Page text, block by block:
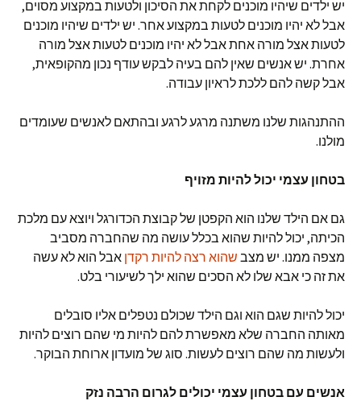
יש ילדים שיהיו מוכנים לקחת את הסיכון ולטעות במקצוע מסוים,
אבל לא יהיו מוכנים לטעות במקצוע אחר. יש ילדים שיהיו מוכנים
לטעות אצל מורה אחת אבל לא יהיו מוכנים לטעות אצל מורה
אחרת. יש אנשים שאין להם בעיה לבקש עודף נכון מהקופאית,
אבל קשה להם ללכת לראיון עבודה.
ההתנהגות שלנו משתנה מרגע לרגע ובהתאם לאנשים שעומדים
מולנו.
בטחון עצמי יכול להיות מזויף
גם אם הילד שלנו הוא הקפטן של קבוצת הכדורגל ויוצא עם מלכת
הכיתה, יכול להיות שהוא בכלל עושה מה שהחברה מסביב
מצפה ממנו. יש מצב שהוא רצה להיות רקדן אבל הוא לא עשה
את זה כי אבא שלו לא הסכים שהוא ילך לשיעורי בלט.
יכול להיות שגם הוא וגם הילד שכולם נטפלים אליו סובלים
מאותה החברה שלא מאפשרת להם להיות מי שהם רוצים להיות
ולעשות מה שהם רוצים לעשות. סוג של מועדון ארוחת הבוקר.
אנשים עם בטחון עצמי יכולים לגרום הרבה נזק